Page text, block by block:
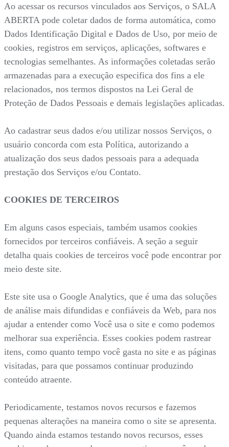
Ao acessar os recursos vinculados aos Serviços, o SALA
ABERTA pode coletar dados de forma automática, como
Dados Identificação Digital e Dados de Uso, por meio de
cookies, registros em serviços, aplicações, softwares e
tecnologias semelhantes. As informações coletadas serão
armazenadas para a execução especifica dos fins a ele
relacionados, nos termos dispostos na Lei Geral de
Proteção de Dados Pessoais e demais legislações aplicadas.
Ao cadastrar seus dados e/ou utilizar nossos Serviços, o
usuário concorda com esta Política, autorizando a
atualização dos seus dados pessoais para a adequada
prestação dos Serviços e/ou Contato.
COOKIES DE TERCEIROS
Em alguns casos especiais, também usamos cookies
fornecidos por terceiros confiáveis. A seção a seguir
detalha quais cookies de terceiros você pode encontrar por
meio deste site.
Este site usa o Google Analytics, que é uma das soluções
de análise mais difundidas e confiáveis da Web, para nos
ajudar a entender como Você usa o site e como podemos
melhorar sua experiência. Esses cookies podem rastrear
itens, como quanto tempo você gasta no site e as páginas
visitadas, para que possamos continuar produzindo
conteúdo atraente.
Periodicamente, testamos novos recursos e fazemos
pequenas alterações na maneira como o site se apresenta.
Quando ainda estamos testando novos recursos, esses